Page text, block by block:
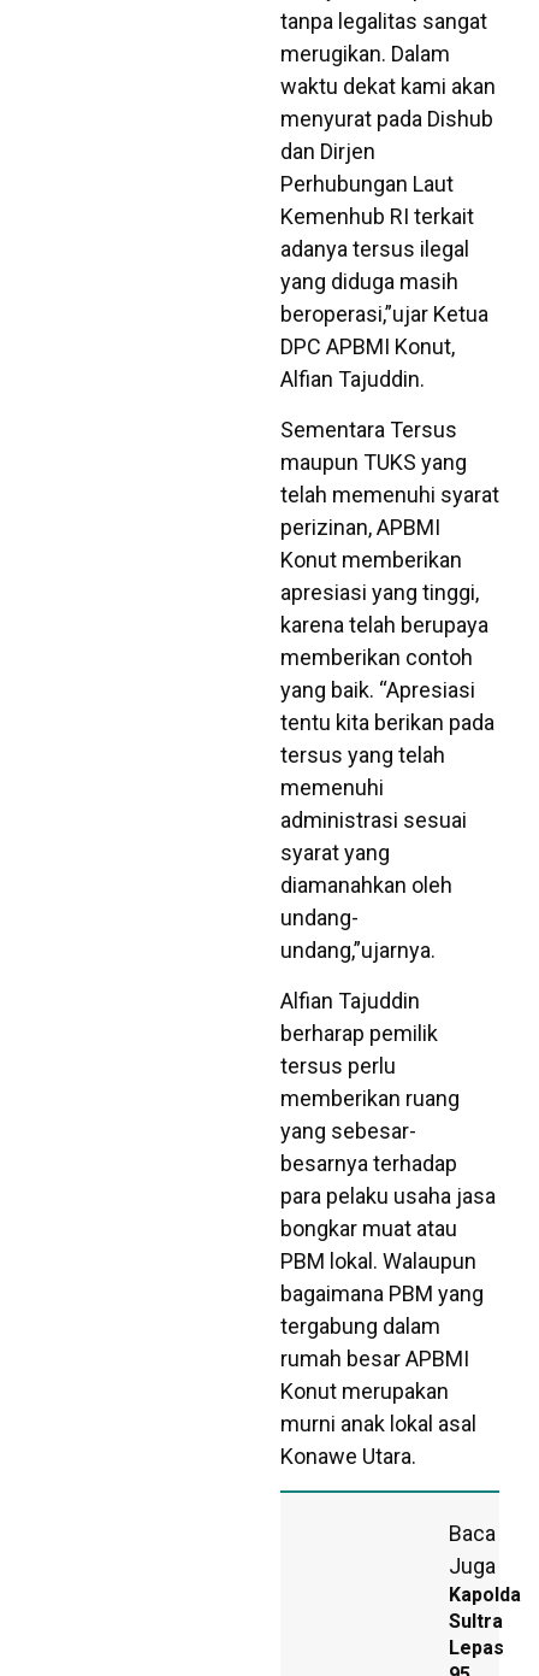
tanpa legalitas sangat
merugikan. Dalam
waktu dekat kami akan
menyurat pada Dishub
dan Dirjen
Perhubungan Laut
Kemenhub RI terkait
adanya tersus ilegal
yang diduga masih
beroperasi,”ujar Ketua
DPC APBMI Konut,
Alfian Tajuddin.
Sementara Tersus
maupun TUKS yang
telah memenuhi syarat
perizinan, APBMI
Konut memberikan
apresiasi yang tinggi,
karena telah berupaya
memberikan contoh
yang baik. “Apresiasi
tentu kita berikan pada
tersus yang telah
memenuhi
administrasi sesuai
syarat yang
diamanahkan oleh
undang-
undang,”ujarnya.
Alfian Tajuddin
berharap pemilik
tersus perlu
memberikan ruang
yang sebesar-
besarnya terhadap
para pelaku usaha jasa
bongkar muat atau
PBM lokal. Walaupun
bagaimana PBM yang
tergabung dalam
rumah besar APBMI
Konut merupakan
murni anak lokal asal
Konawe Utara.
Baca
Juga
Kapolda
Sultra
Lepas